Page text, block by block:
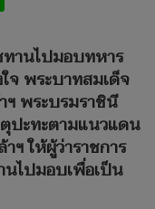
ทานไปมอบทหาร
จ พระบาทสมเด็จ
ฯ พระบรมราชินี
ปะทะตามแนวแดน
ฯ ให้ผู้ว่าราชการ
นไปมอบเพื่อเป็น